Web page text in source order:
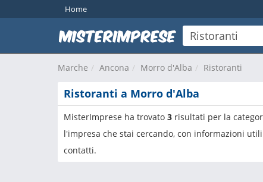
Home
Marche Ancona Morro d'Alba Ristoranti
Ristoranti a Morro d'Alba
MisterImprese ha trovato 3 risultati per la
l'impresa che stai cercando, con informazioni
contatti.